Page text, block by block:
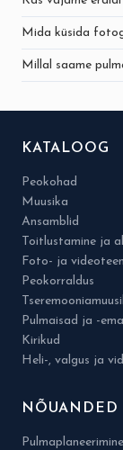
Mida küsida
Millal saame
KATALOOG
Peokohad
Muusika
Ansamblid
Toitlustamine ja
Foto- ja
Peokorraldus
Pulmaisad ja -
Kirikud
Heli-, valgus ja
NÕUANDED